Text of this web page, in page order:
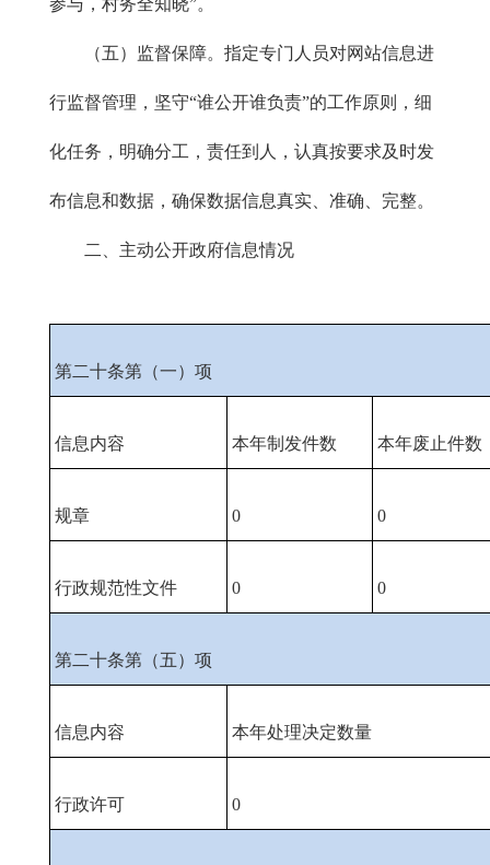
（五）监督保障。指定专门人员对网站信息进
行监督管理，坚守“谁公开谁负责”的工作原则，细
化任务，明确分工，责任到人，认真按要求及时发
布信息和数据，确保数据信息真实、准确、完整。
二、主动公开政府信息情况
第二十条第（一）项
信息内容 本年制发件数 本年废止件数
规章 0 0
行政规范性文件 0 0
第二十条第（五）项
信息内容 本年处理决定数量
行政许可 0